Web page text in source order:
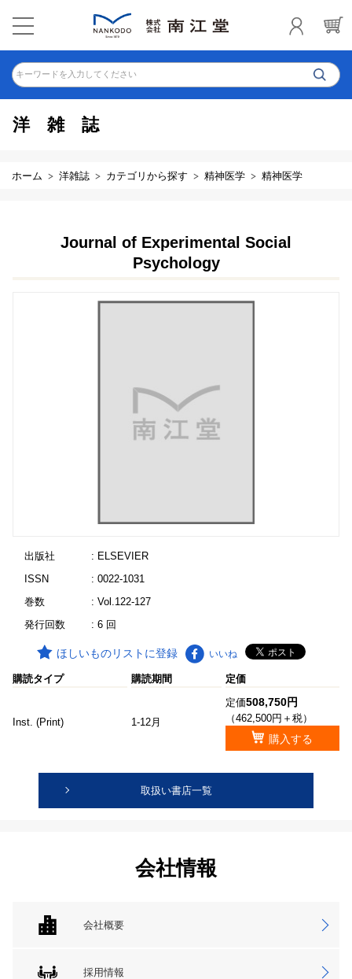
キーワードを入力してください
洋雑誌
ホーム 洋雑誌 カテゴリから探す 精神医学 精神医学
Journal of Experimental Social
Psychology
出版社
: ELSEVIER
ISSN
: 0022-1031
巻数
: Vol.122-127
発行回数
: 6 回
ほしいものリストに登録 いいね
購読タイプ 購読期間 定価
Inst. (Print) 1-12月
定価508,750円
（462,500円＋税）
購入する
取扱い書店一覧
会社情報
会社概要
採用情報